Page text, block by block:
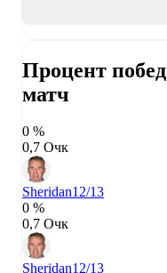
Процент
матч
0 %
0,7 Очк
Sheridan12/13
0 %
0,7 Очк
Sheridan12/13